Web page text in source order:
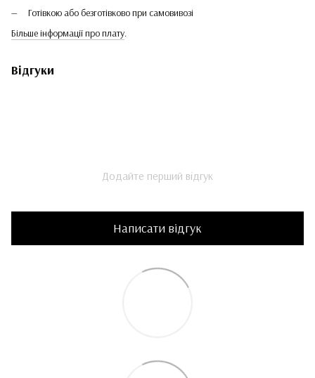
Готівкою або безготівково при самовивозі
Більше інформації про плату.
Відгуки
Додайте перший відгук
Написати відгук